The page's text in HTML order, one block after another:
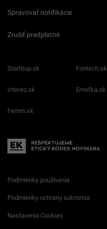
Spravovať notifikácie
Zrušiť predplatné
Startitup.sk Fontech.sk
Interez.sk Emefka.sk
Femm.sk
Podmienky používania
Podmienky ochrany súkromia
Nastavenia Cookies